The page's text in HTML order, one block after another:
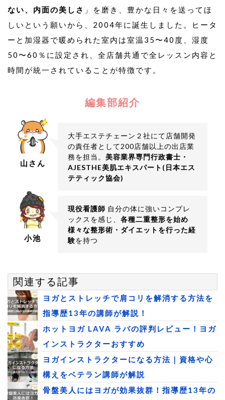
ない、内面の美しさ 」を磨き、豊かな日々を送ってほ
しいという願いから、2004年に誕生しました。ヒータ
ーと加湿器で暖められた室内は室温35〜40度、湿度
50〜60％に設定され、全店舗共通で全レッスン内容と
時間が統一されていることが特徴です。
編集部紹介
山さん
大手エステチェーン２社にて店舗開発
の責任者として200店舗以上の出店業
務を担当。 美容業界専門行政書士・
AJESTHE美肌エキスパート(日本エス
テティック協会)
小池
現役看護師 自分の体に強いコンプレ
ックスを感じ、 各種二重整形を始め
様々な整形術・ダイエットを行った経
験を持つ
関連する記事
ヨガとストレッチで肩コリを解消する方法を
指導歴13年の講師が解説！
ホットヨガ LAVA ラバの評判レビュー！ヨガ
インストラクターおすすめ
ヨガインストラクターになる方法｜資格や心
構えをベテラン講師が解説
骨盤美人にはヨガが効果抜群！指導歴13年の